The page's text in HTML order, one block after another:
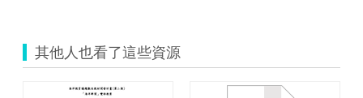
其他人也看了這些資源